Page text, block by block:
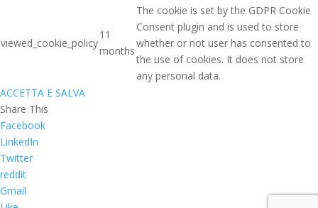
viewed_cookie_policy
11
months
The cookie is set by the GDPR Cookie
Consent plugin and is used to store
whether or not user has consented to
the use of cookies. It does not store
any personal data.
ACCETTA E SALVA
Share This
Facebook
LinkedIn
Twitter
reddit
Gmail